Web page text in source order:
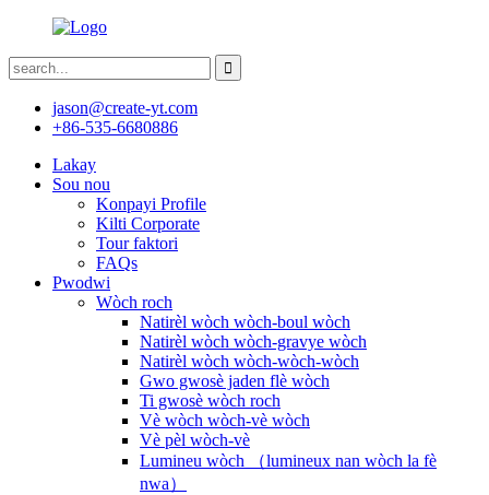
jason@create-yt.com
+86-535-6680886
Lakay
Sou nou
Konpayi Profile
Kilti Corporate
Tour faktori
FAQs
Pwodwi
Wòch roch
Natirèl wòch wòch-boul wòch
Natirèl wòch wòch-gravye wòch
Natirèl wòch wòch-wòch-wòch
Gwo gwosè jaden flè wòch
Ti gwosè wòch roch
Vè wòch wòch-vè wòch
Vè pèl wòch-vè
Lumineu wòch （lumineux nan wòch la fè
nwa）